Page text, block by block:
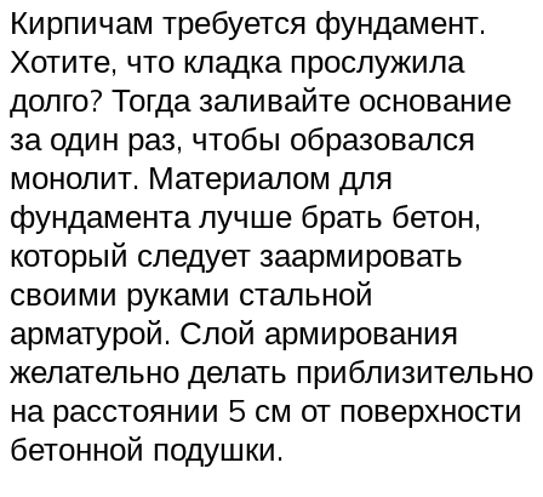
Кирпичам требуется фундамент.
Хотите, что кладка прослужила
долго? Тогда заливайте основание
за один раз, чтобы образовался
монолит. Материалом для
фундамента лучше брать бетон,
который следует заармировать
своими руками стальной
арматурой. Слой армирования
желательно делать приблизительно
на расстоянии 5 см от поверхности
бетонной подушки.